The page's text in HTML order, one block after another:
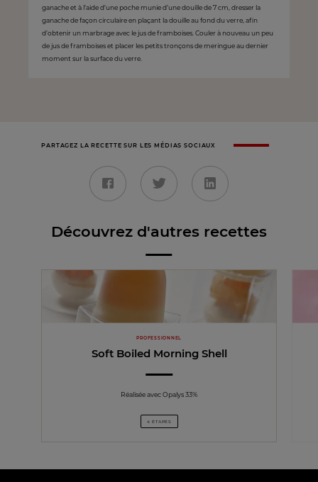
ganache et à l’aide d’une poche munie d’une douille de 7 cm, dresser la
ganache de façon circulaire en plaçant la douille au fond du verre, afin
d’obtenir un marbrage avec le jus de framboises. Couler à nouveau un peu
de jus de framboises et placer les petits tronçons de meringue au dernier
moment sur la surface du verre.
PARTAGEZ LA RECETTE SUR LES MÉDIAS SOCIAUX
Découvrez d'autres recettes
PROFESSIONNEL
Soft Boiled Morning Shell
Réalisée avec Opalys 33%
4 ÉTAPES